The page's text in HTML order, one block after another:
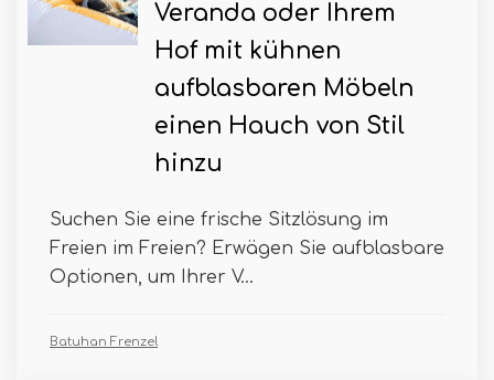
Veranda oder Ihrem
Hof ​​mit kühnen
aufblasbaren Möbeln
einen Hauch von Stil
hinzu
Suchen Sie eine frische Sitzlösung im
Freien im Freien? Erwägen Sie aufblasbare
Optionen, um Ihrer V...
Batuhan Frenzel